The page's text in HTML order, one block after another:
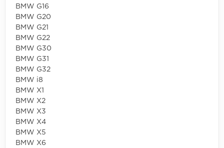
BMW G16
BMW G20
BMW G21
BMW G22
BMW G30
BMW G31
BMW G32
BMW i8
BMW X1
BMW X2
BMW X3
BMW X4
BMW X5
BMW X6